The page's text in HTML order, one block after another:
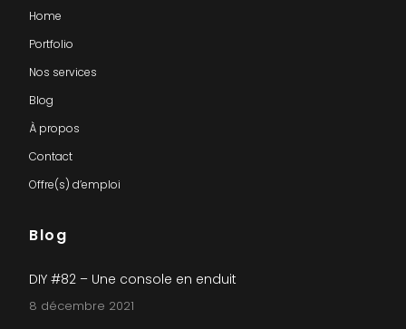
Home
Portfolio
Nos services
Blog
À propos
Contact
Offre(s) d’emploi
Blog
DIY #82 – Une console en enduit
8 décembre 2021